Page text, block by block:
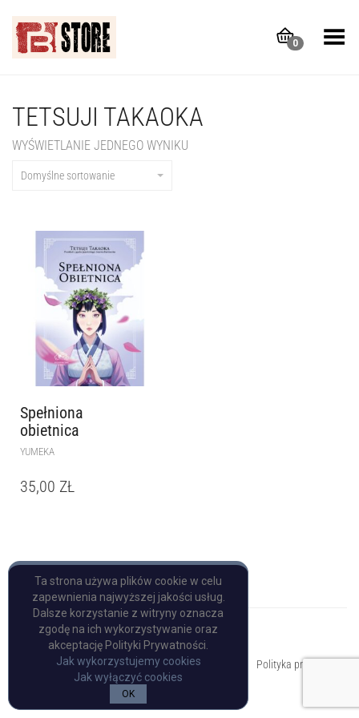
0
Toggle Menu
TETSUJI TAKAOKA
WYŚWIETLANIE JEDNEGO WYNIKU
Domyślne sortowanie
Spełniona
obietnica
YUMEKA
35,00 ZŁ
Copyright © Pulp Books
Polityka prywatności
Ta strona używa plików cookie w celu
zapewnienia najwyższej jakości usług.
Dalsze korzystanie z witryny oznacza
zgodę na ich wykorzystywanie oraz
akceptację Polityki Prywatności.
Jak wykorzystujemy cookies
Jak wyłączyć cookies
OK